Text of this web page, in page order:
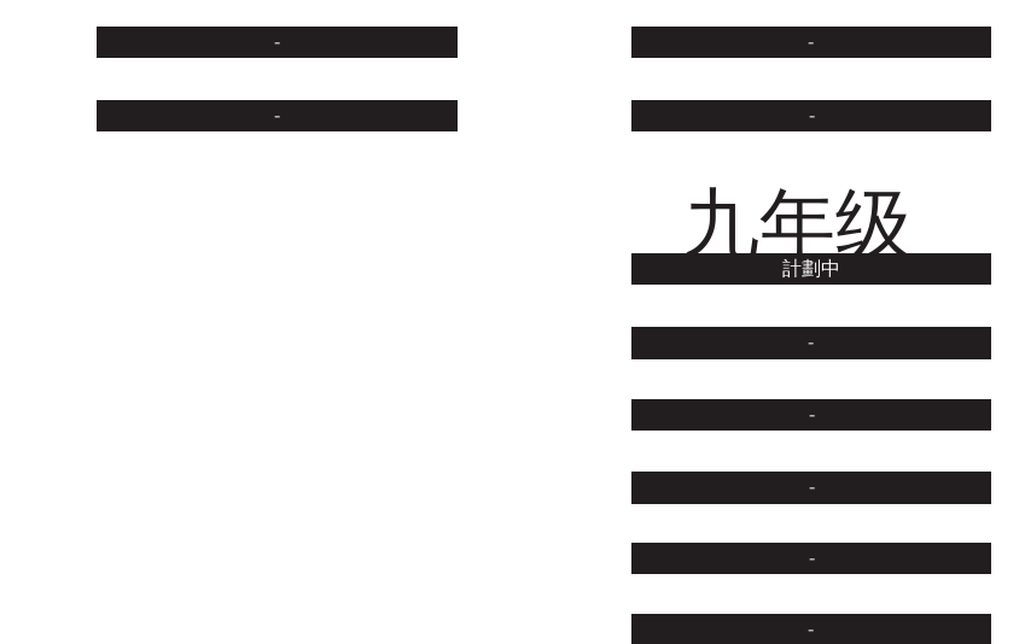
-
-
-
-
計劃中
​九年级
-
-
-
-
-